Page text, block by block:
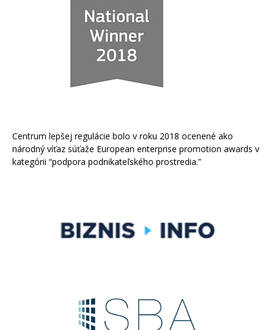
Centrum lepšej regulácie bolo v roku 2018 ocenené ako
národný víťaz súťaže European enterprise promotion awards v
kategórii “podpora podnikateľského prostredia.”